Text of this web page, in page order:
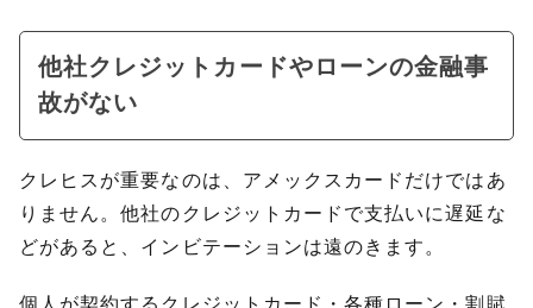
他社クレジットカードやローンの金融事
故がない
クレヒスが重要なのは、アメックスカードだけではあ
りません。他社のクレジットカードで支払いに遅延な
どがあると、インビテーションは遠のきます。
個人が契約するクレジットカード・各種ローン・割賦